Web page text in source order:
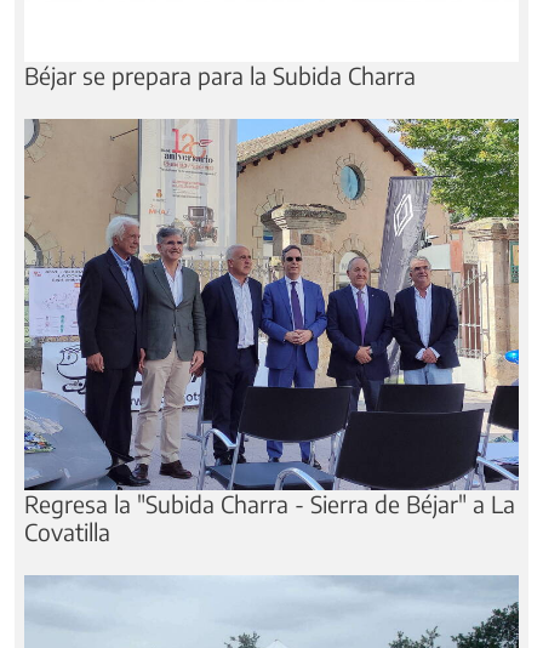
Béjar se prepara para la Subida Charra
Regresa la "Subida Charra - Sierra de Béjar" a La
Covatilla